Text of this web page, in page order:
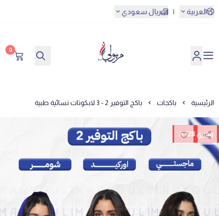
العربية | ريال سعودي
مريولي أحلا
0
الرئيسية باكجات باكج التوفير 2 - 3 لابكوتات نسائية طبية
وفري 128